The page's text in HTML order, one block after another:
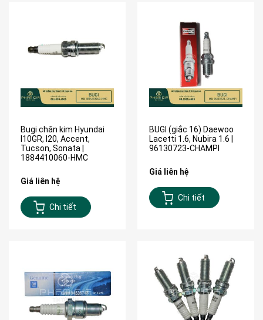
Bugi chân kim Hyundai
I10GR, I20, Accent,
Tucson, Sonata |
1884410060-HMC
Giá liên hệ
Chi tiết
BUGI (giắc 16) Daewoo
Lacetti 1.6, Nubira 1.6 |
96130723-CHAMPI
Giá liên hệ
Chi tiết